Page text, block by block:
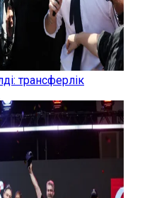
трансферлік